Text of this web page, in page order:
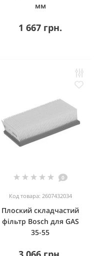
мм
1 667 грн.
0
Код товара: 2607432034
Плоский складчастий
фільтр Bosch для GAS
35-55